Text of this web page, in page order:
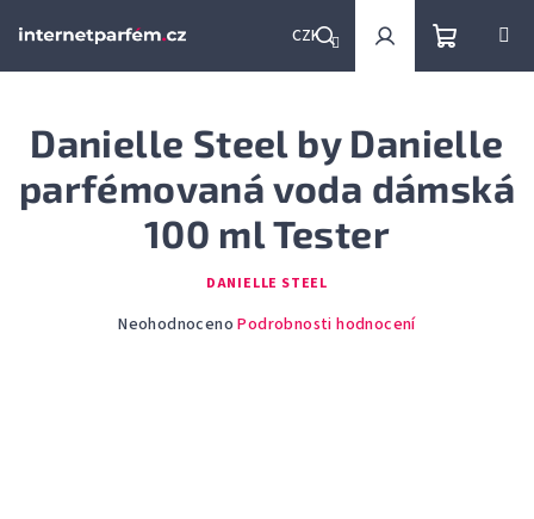
CZK
Hledat PřihlášeníNákupní
košík
Danielle Steel by Danielle
parfémovaná voda dámská
100 ml Tester
DANIELLE STEEL
Průměrné
Neohodnoceno Podrobnosti hodnocení